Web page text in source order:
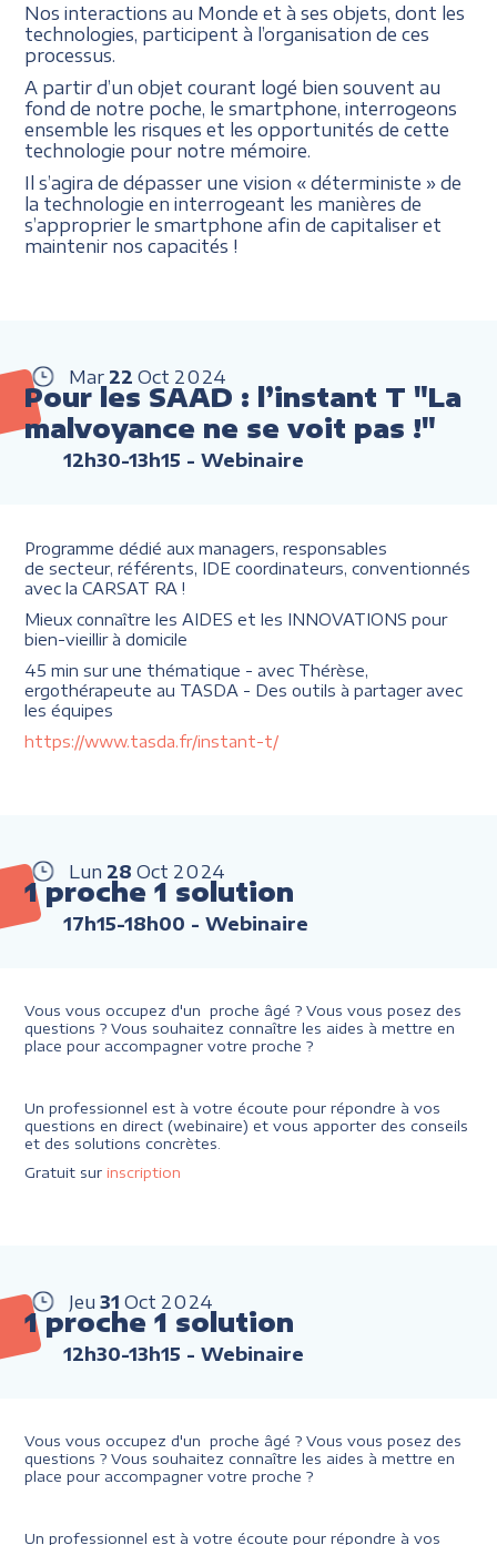
Nos interactions au Monde et à ses objets, dont les
technologies, participent à l’organisation de ces
processus.
A partir d’un objet courant logé bien souvent au
fond de notre poche, le smartphone, interrogeons
ensemble les risques et les opportunités de cette
technologie pour notre mémoire.
Il s’agira de dépasser une vision « déterministe » de
la technologie en interrogeant les manières de
s’approprier le smartphone afin de capitaliser et
maintenir nos capacités !
Mar 22 Oct 2024
Pour les SAAD : l’instant T "La
malvoyance ne se voit pas !"
12h30-13h15 - Webinaire
Programme dédié aux managers, responsables
de secteur, référents, IDE coordinateurs, conventionnés
avec la CARSAT RA !
Mieux connaître les AIDES et les INNOVATIONS pour
bien-vieillir à domicile
45 min sur une thématique - avec Thérèse,
ergothérapeute au TASDA - Des outils à partager avec
les équipes
https://www.tasda.fr/instant-t/
Lun 28 Oct 2024
1 proche 1 solution
17h15-18h00 - Webinaire
Vous vous occupez d'un proche âgé ? Vous vous posez des
questions ? Vous souhaitez connaître les aides à mettre en
place pour accompagner votre proche ?
Un professionnel est à votre écoute pour répondre à vos
questions en direct (webinaire) et vous apporter des conseils
et des solutions concrètes.
Gratuit sur inscription
Jeu 31 Oct 2024
1 proche 1 solution
12h30-13h15 - Webinaire
Vous vous occupez d'un proche âgé ? Vous vous posez des
questions ? Vous souhaitez connaître les aides à mettre en
place pour accompagner votre proche ?
Un professionnel est à votre écoute pour répondre à vos